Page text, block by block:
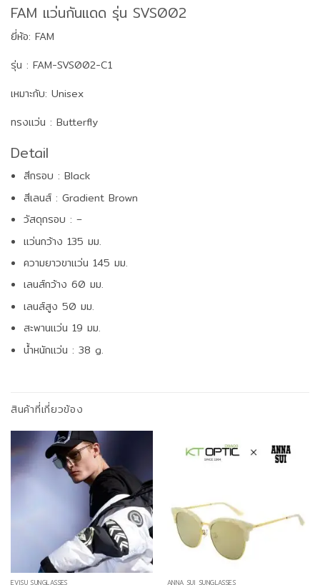
FAM แว่นกันแดด รุ่น SVS002
ยี่ห้อ: FAM
รุ่น : FAM-SVS002-C1
เหมาะกับ: Unisex
ทรงแว่น : Butterfly
Detail
สีกรอบ : Black
สีเลนส์ : Gradient Brown
วัสดุกรอบ : –
แว่นกว้าง 135 มม.
ความยาวขาแว่น 145 มม.
เลนส์กว้าง 60 มม.
เลนส์สูง 50 มม.
สะพานแว่น 19 มม.
น้ำหนักแว่น : 38 g.
สินค้าที่เกี่ยวข้อง